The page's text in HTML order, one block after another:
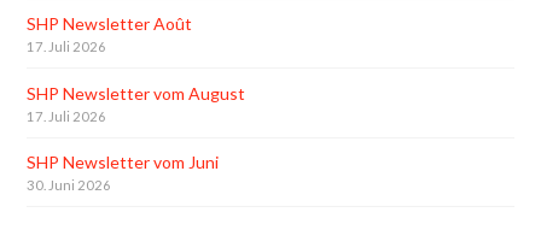
SHP Newsletter Août
17. Juli 2026
SHP Newsletter vom August
17. Juli 2026
SHP Newsletter vom Juni
30. Juni 2026